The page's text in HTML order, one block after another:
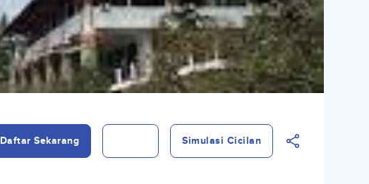
Daftar Sekarang Simulasi Cicilan